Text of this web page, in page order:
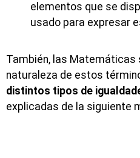
elementos que se
usado para expresar
También, las Matemáticas
naturaleza de estos
distintos tipos de
explicadas de la siguiente